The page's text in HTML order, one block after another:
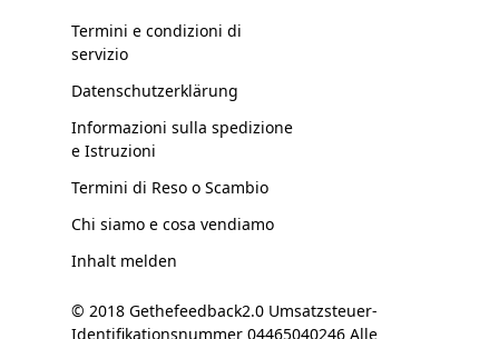
Termini e condizioni di
servizio
Datenschutzerklärung
Informazioni sulla spedizione
e Istruzioni
Termini di Reso o Scambio
Chi siamo e cosa vendiamo
Inhalt melden
© 2018 Gethefeedback2.0 Umsatzsteuer-
Identifikationsnummer 04465040246 Alle